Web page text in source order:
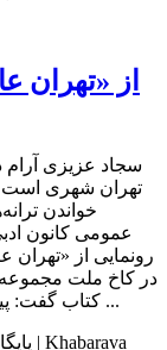
از «تهران
سجاد عزیزی
تهران شهری است
خواندن
عمومی کانون
رونمایی از
در کاخ ملت مجموعه
کتاب گفت: پیش‌تر نام این کتاب، اسم آلبومی با صدای ...